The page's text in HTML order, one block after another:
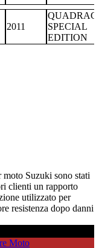
2011
SPECIAL
EDITION
Suzuki sono stati
clienti un rapporto
utilizzato per
resistenza dopo danni